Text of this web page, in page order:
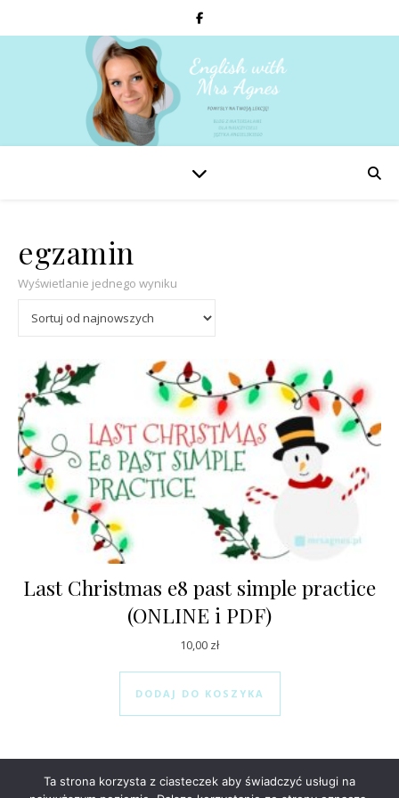
egzamin
Wyświetlanie jednego wyniku
Last Christmas e8 past simple practice
(ONLINE i PDF)
10,00 zł
DODAJ DO KOSZYKA
Ta strona korzysta z ciasteczek aby świadczyć usługi na